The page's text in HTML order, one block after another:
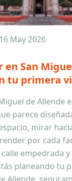
16 May 2026
en San
tu primera
de Allende
parece
mirar
por cada
empedrada
planeando tu